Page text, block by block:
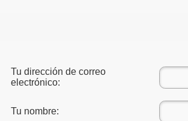
Tu dirección de correo
electrónico:
Tu nombre: